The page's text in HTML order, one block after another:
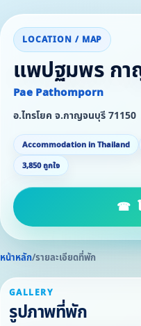
LOCATION / MAP
แพปฐมพร ก
Pae Pathomporn
อ.ไทรโยค จ.กาญจนบุรี 71150
Accommodation in Thailand
3,850 ถูกใจ
หน้าหลัก/รายละเอียดที่พัก
GALLERY
รูปภาพที่พัก